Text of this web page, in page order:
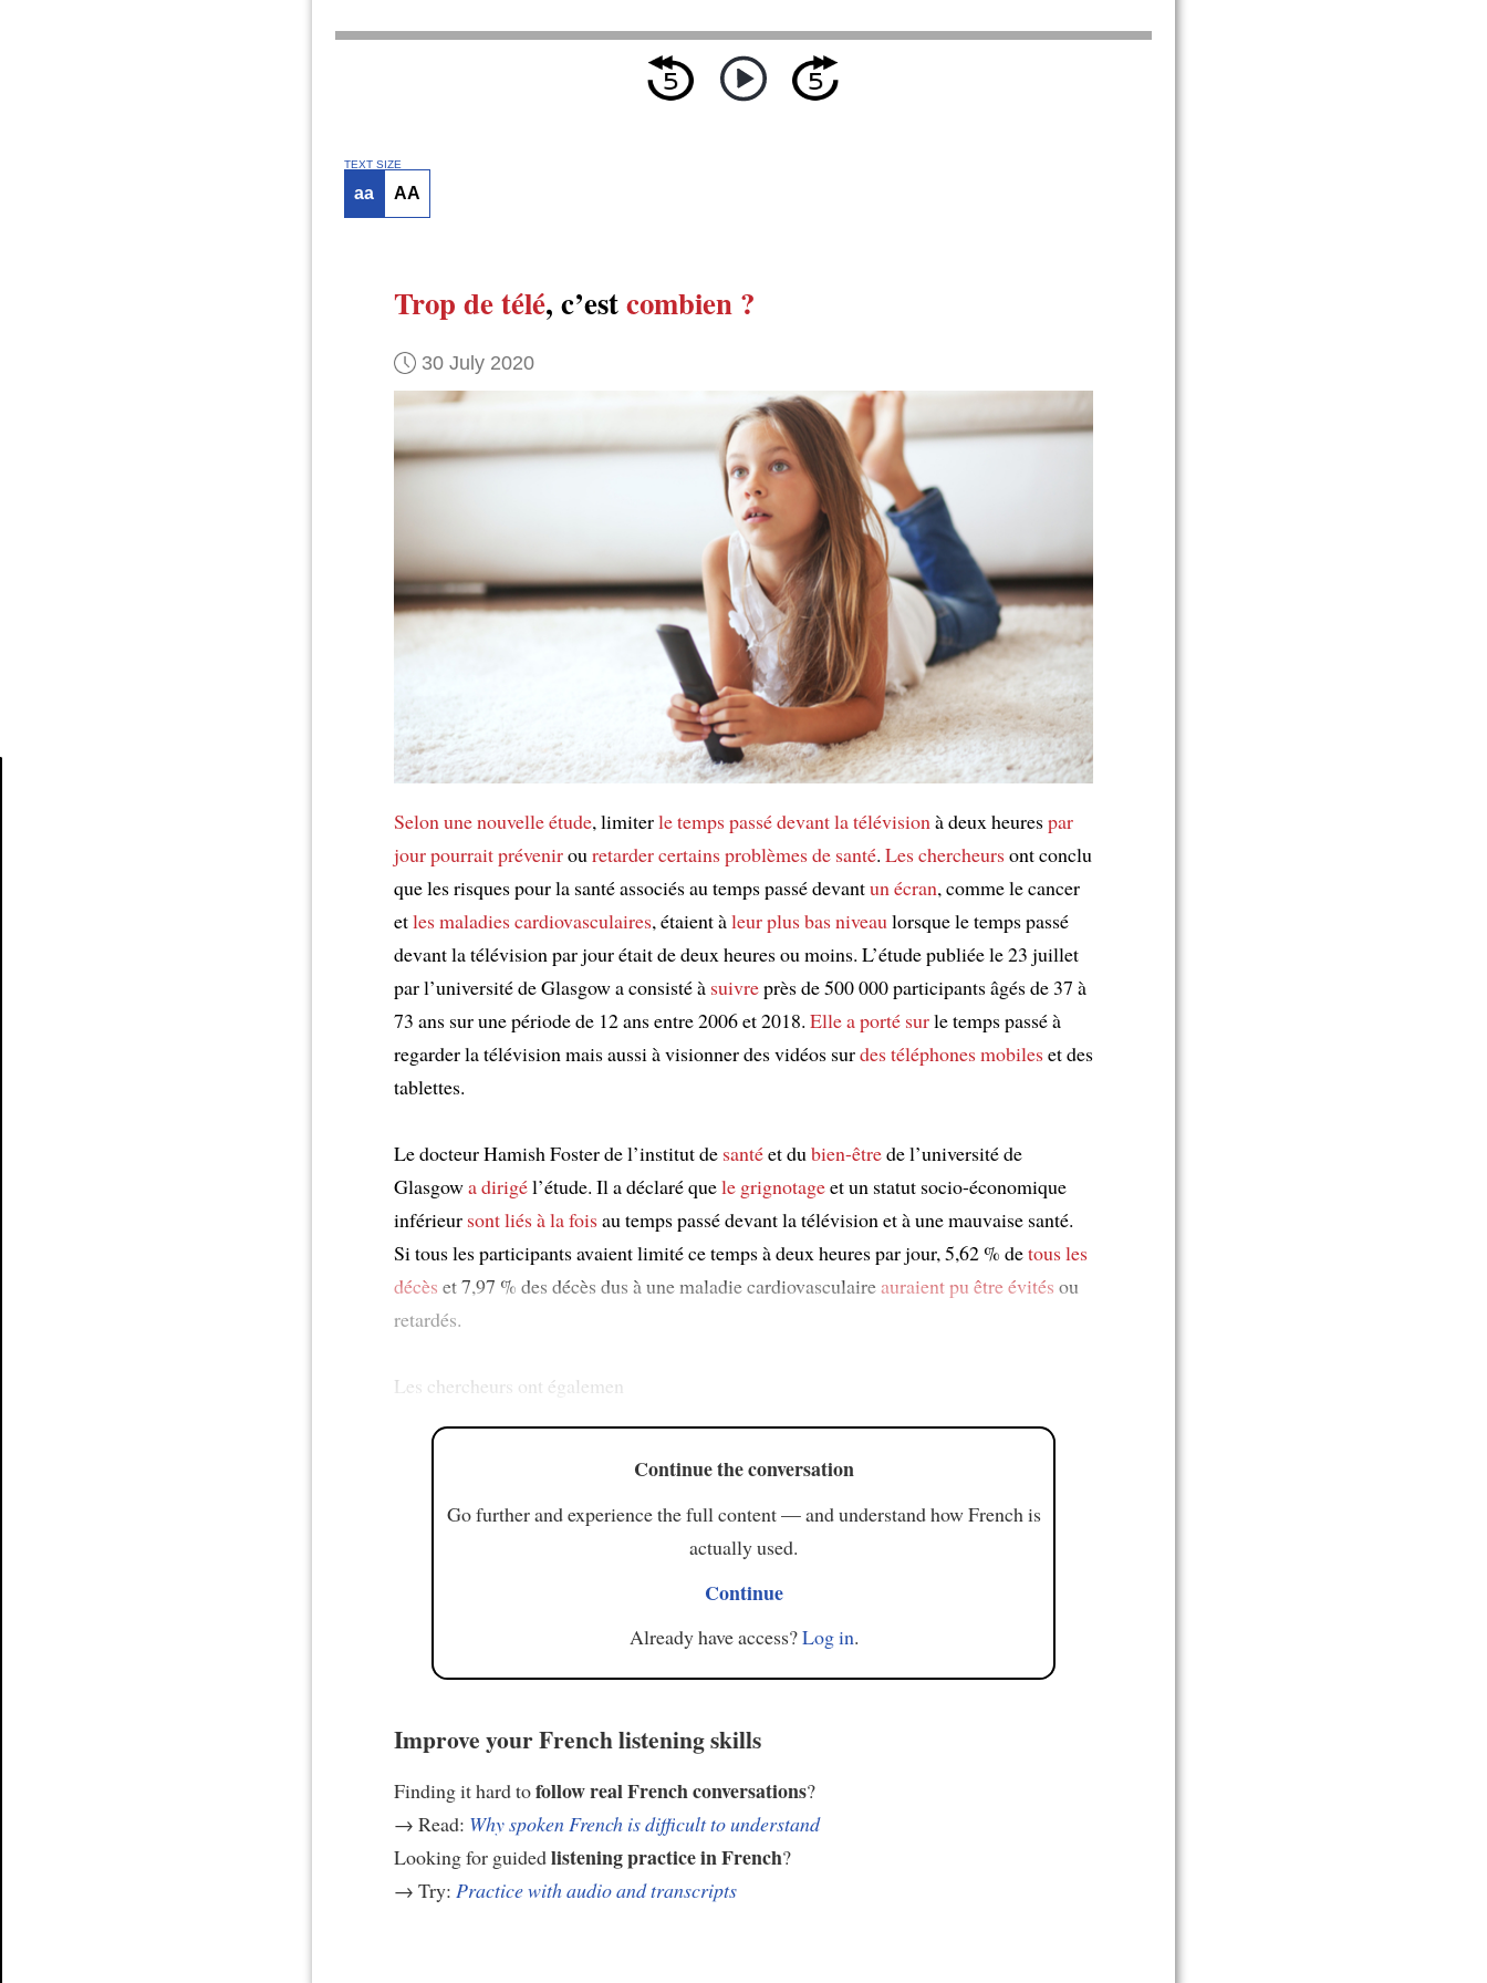
TEXT SIZE
aa AA
Trop de télé, c’estcombien ?
30 July 2020
Selonune nouvelle étude, limiterle temps passé devant la télévisionà deux heurespar
jourpourrait prévenirouretardercertains problèmes de santé. Les chercheursont conclu
que les risques pour la santé associés au temps passé devantun écran, comme le cancer
etles maladies cardiovasculaires, étaient àleur plus bas niveaulorsque le temps passé
devant la télévision par jour était de deux heures ou moins. L’étude publiée le 23 juillet
par l’université de Glasgow a consisté à suivreprès de 500 000 participants âgés de 37 à
73 ans sur une période de 12 ans entre 2006 et 2018. Elle a porté surle temps passé à
regarder la télévision mais aussi à visionner des vidéos surdes téléphones mobileset des
tablettes.
Le docteur Hamish Foster de l’institut de santéet dubien-êtrede l’université de
Glasgowa dirigél’étude. Il a déclaré quele grignotageet un statut socio-économique
inférieur sont liésà la foisau temps passé devant la télévision et à une mauvaise santé.
Si tous les participants avaient limité ce temps à deux heures par jour, 5,62 % detous les
décès et 7,97 % des décès dus à une maladie cardiovasculaireauraient pu être évités ou
retardés.
Les chercheurs ont égalemen
Continue the conversation
Go further and experience the full content — and understand how French is
actually used.
Continue
Already have access?Log in.
Improve your French listening skills
Finding it hard tofollow real French conversations?
→ Read: Why spoken French is difficult to understand
Looking for guidedlistening practice in French?
→ Try: Practice with audio and transcripts